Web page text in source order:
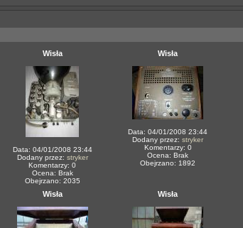
Wisła
Data: 04/01/2008 23:44
Dodany przez: stryker
Komentarzy: 0
Ocena: Brak
Obejrzano: 2035
Wisła
Data: 04/01/2008 23:44
Dodany przez: stryker
Komentarzy: 0
Ocena: Brak
Obejrzano: 1892
Wisła Wisła